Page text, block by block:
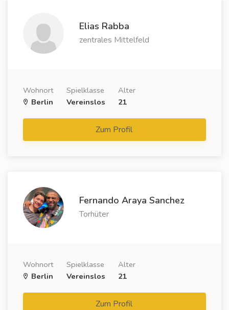
Elias Rabba
zentrales Mittelfeld
Wohnort
Berlin
Spielklasse
Vereinslos
Alter
21
Zum Profil
Fernando Araya Sanchez
Torhüter
Wohnort
Berlin
Spielklasse
Vereinslos
Alter
21
Zum Profil